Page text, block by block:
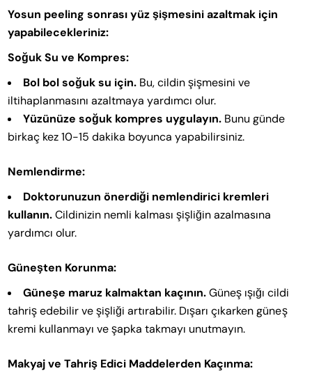
Yosun peeling sonrası yüz şişmesini azaltmak için
yapabilecekleriniz:
Soğuk Su ve Kompres:
Bol bol soğuk su için. Bu, cildin şişmesini ve
iltihaplanmasını azaltmaya yardımcı olur.
Yüzünüze soğuk kompres uygulayın. Bunu günde
birkaç kez 10-15 dakika boyunca yapabilirsiniz.
Nemlendirme:
Doktorunuzun önerdiği nemlendirici kremleri
kullanın.Cildinizin nemli kalması şişliğin azalmasına
yardımcı olur.
Güneşten Korunma:
Güneşe maruz kalmaktan kaçının.Güneş ışığı cildi
tahriş edebilir ve şişliği artırabilir. Dışarı çıkarken güneş
kremi kullanmayı ve şapka takmayı unutmayın.
Makyaj ve Tahriş Edici Maddelerden Kaçınma: